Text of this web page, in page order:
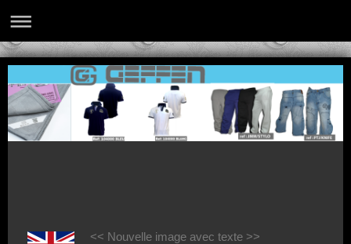
<< Nouvelle image avec texte >>